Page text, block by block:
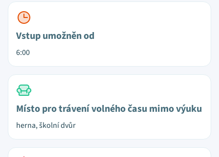
Vstup umožněn od
6:00
Místo pro trávení volného času mimo výuku
herna, školní dvůr